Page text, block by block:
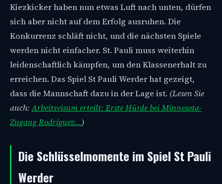
Kiezkicker haben nun etwas Luft nach unten, dürfen
sich aber nicht auf dem Erfolg ausruhen. Die
Konkurrenz schläft nicht, und die nächsten Spiele
werden nicht einfacher. St. Pauli muss weiterhin
leidenschaftlich kämpfen, um den Klassenerhalt zu
erreichen. Das Spiel St Pauli Werder hat gezeigt,
dass die Mannschaft dazu in der Lage ist. (Lesen Sie
auch:Arbeitsvisum erteilt: Erste Hürde bei Minnesota-
Zugang Rodríguez…)
Die Schlüsselmomente im Spiel St Pauli
Werder